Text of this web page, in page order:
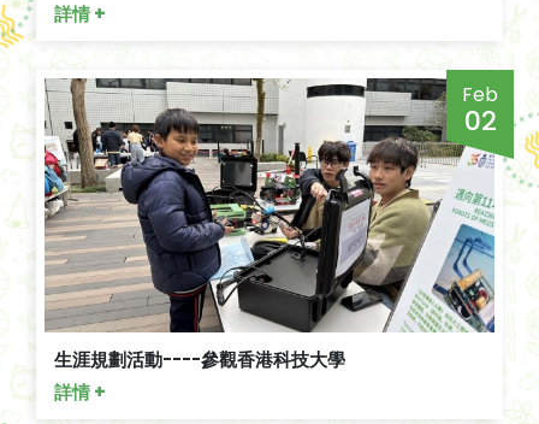
詳情 +
Feb
02
生涯規劃活動----參觀香港科技大學
詳情 +